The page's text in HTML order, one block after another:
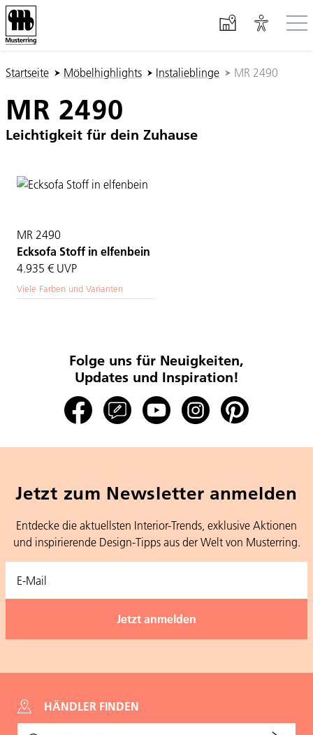
Sie sind hier:
Startseite Möbelhighlights Instalieblinge MR 2490
MR 2490
Leichtigkeit für dein Zuhause
MR 2490
Ecksofa Stoff in elfenbein
4.935 € UVP
Viele Farben und Varianten
Folge uns für Neuigkeiten,
Updates und Inspiration!
Jetzt zum Newsletter anmelden
Entdecke die aktuellsten Interior-Trends, exklusive Aktionen
und inspirierende Design-Tipps aus der Welt von Musterring.
HÄNDLER FINDEN